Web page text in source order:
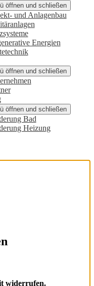
öffnen und schließen
und Anlagenbau
Energien
öffnen und schließen
öffnen und schließen
Bad
Heizung
widerrufen.